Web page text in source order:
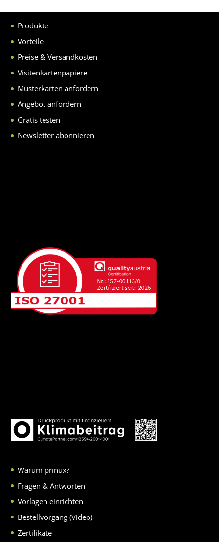
Produkte
Vorteile
Preise & Versandkosten
Visitenkartenpapiere
Musterkarten anfordern
Angebot anfordern
Gratis testen
Newsletter abonnieren
Warum prinux?
Fragen & Antworten
Vorlagen einrichten
Bestellvorgang (Video)
Zertifikate